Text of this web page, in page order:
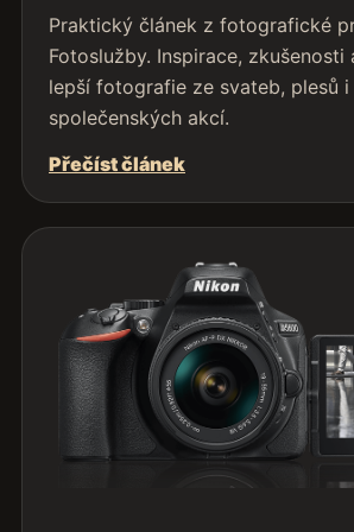
Praktický článek z fotografické
Fotoslužby. Inspirace,
lepší fotografie ze svateb, plesů i
společenských akcí.
Přečíst článek